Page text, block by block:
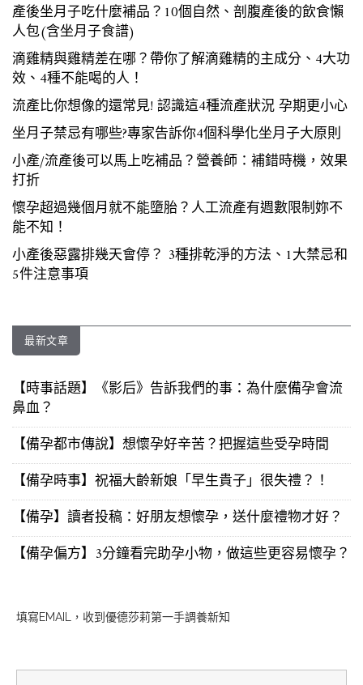
產後坐月子吃什麼補品？10個自然、剖腹產後的飲食懶
人包(含坐月子食譜)
滴雞精與雞精差在哪？帶你了解滴雞精的主成分、4大功
效、4種不能喝的人！
流產比你想像的還常見! 認識這4種流產狀況 孕期更小心
坐月子禁忌有哪些?專家告訴你4個科學化坐月子大原則
小產/流產後可以馬上吃補品？營養師：補錯時機，效果
打折
懷孕超過幾個月就不能墮胎？人工流產有週數限制妳不
能不知！
小產後惡露排幾天會停？ 3種排乾淨的方法、1大禁忌和
5件注意事項
最新文章
【時事話題】《影后》告訴我們的事：為什麼備孕會流
鼻血？
【備孕都市傳說】想懷孕好辛苦？把握這些受孕時間
【備孕時事】祝福大齡新娘「早生貴子」很失禮？！
【備孕】讀者投稿：好朋友想懷孕，送什麼禮物才好？
【備孕偏方】3分鐘看完助孕小物，做這些更容易懷孕？
填寫EMAIL，收到優德莎莉第一手調養新知